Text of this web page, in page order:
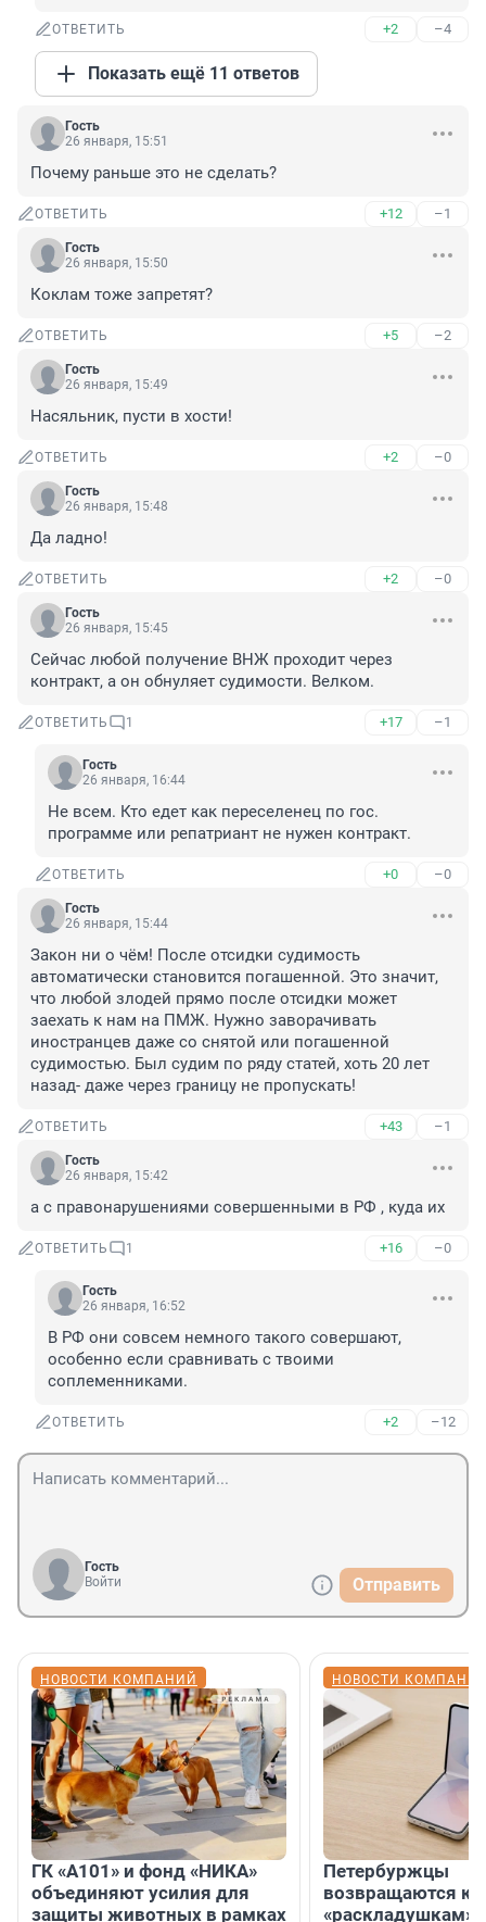
ОТВЕТИТЬ +2 –4
Показать ещё 11 ответов
Гость
26 января, 15:51
Почему раньше это не сделать?
ОТВЕТИТЬ +12 –1
Гость
26 января, 15:50
Коклам тоже запретят?
ОТВЕТИТЬ +5 –2
Гость
26 января, 15:49
Насяльник, пусти в хости!
ОТВЕТИТЬ +2 –0
Гость
26 января, 15:48
Да ладно!
ОТВЕТИТЬ +2 –0
Гость
26 января, 15:45
Сейчас любой получение ВНЖ проходит через
контракт, а он обнуляет судимости. Велком.
ОТВЕТИТЬ 1 +17 –1
Гость
26 января, 16:44
Не всем. Кто едет как переселенец по гос.
программе или репатриант не нужен контракт.
ОТВЕТИТЬ +0 –0
Гость
26 января, 15:44
Закон ни о чём! После отсидки судимость
автоматически становится погашенной. Это значит,
что любой злодей прямо после отсидки может
заехать к нам на ПМЖ. Нужно заворачивать
иностранцев даже со снятой или погашенной
судимостью. Был судим по ряду статей, хоть 20 лет
назад- даже через границу не пропускать!
ОТВЕТИТЬ +43 –1
Гость
26 января, 15:42
а с правонарушениями совершенными в РФ , куда их
ОТВЕТИТЬ 1 +16 –0
Гость
26 января, 16:52
В РФ они совсем немного такого совершают,
особенно если сравнивать с твоими
соплеменниками.
ОТВЕТИТЬ +2 –12
Гость
Войти
Отправить
НОВОСТИ КОМПАНИЙ
ГК «А101» и фонд «НИКА»
объединяют усилия для
защиты животных в рамках
НОВОСТИ
Петербуржцы
возвращаются к
«раскладушкам»